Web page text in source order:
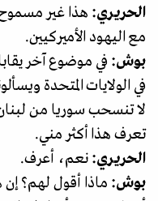
الحريري: هذا غير مسموح
مع اليهود الأميركيين.
بوش: في موضوع آخر
في الولايات المتحدة
لا تنسحب سوريا من
تعرف هذا أكثر مني.
الحريري: نعم، أعرف.
بوش: ماذا أقول لهم؟